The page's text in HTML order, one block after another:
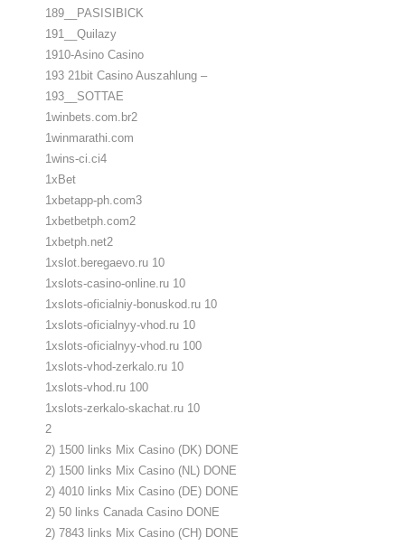
189__PASISIBICK
191__Quilazy
1910-Asino Casino
193 21bit Casino Auszahlung –
193__SOTTAE
1winbets.com.br2
1winmarathi.com
1wins-ci.ci4
1xBet
1xbetapp-ph.com3
1xbetbetph.com2
1xbetph.net2
1xslot.beregaevo.ru 10
1xslots-casino-online.ru 10
1xslots-oficialniy-bonuskod.ru 10
1xslots-oficialnyy-vhod.ru 10
1xslots-oficialnyy-vhod.ru 100
1xslots-vhod-zerkalo.ru 10
1xslots-vhod.ru 100
1xslots-zerkalo-skachat.ru 10
2
2) 1500 links Mix Casino (DK) DONE
2) 1500 links Mix Casino (NL) DONE
2) 4010 links Mix Casino (DE) DONE
2) 50 links Canada Casino DONE
2) 7843 links Mix Casino (CH) DONE